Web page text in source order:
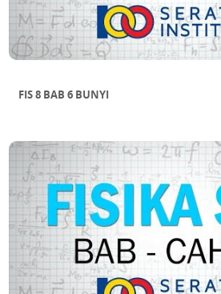
FIS 8 BAB 6 BUNYI